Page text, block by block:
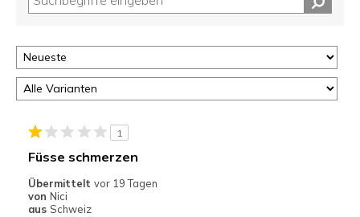
1
Füsse schmerzen
Übermittelt vor 19 Tagen
von Nici
aus Schweiz